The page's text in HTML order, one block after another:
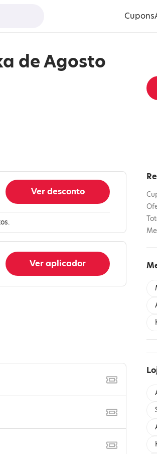
Cupons
de Agosto
Ver desconto
Ver aplicador